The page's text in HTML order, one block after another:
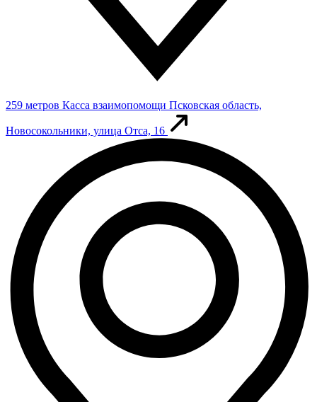
259 метров Касса взаимопомощи Псковская область,
Новосокольники, улица Отса, 16